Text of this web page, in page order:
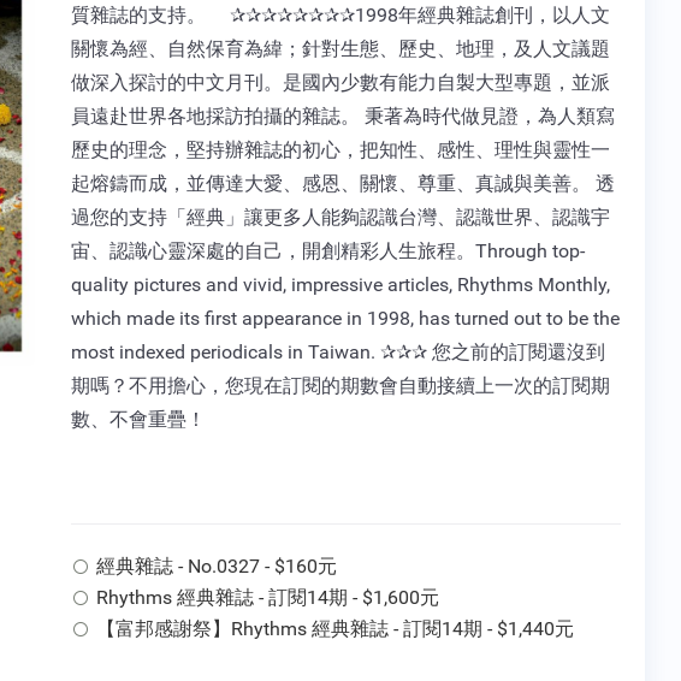
質雜誌的支持。 ✰✰✰✰✰✰✰✰1998年經典雜誌創刊，以人文
關懷為經、自然保育為緯；針對生態、歷史、地理，及人文議題
做深入探討的中文月刊。是國內少數有能力自製大型專題，並派
員遠赴世界各地採訪拍攝的雜誌。 秉著為時代做見證，為人類寫
歷史的理念，堅持辦雜誌的初心，把知性、感性、理性與靈性一
起熔鑄而成，並傳達大愛、感恩、關懷、尊重、真誠與美善。 透
過您的支持「經典」讓更多人能夠認識台灣、認識世界、認識宇
宙、認識心靈深處的自己，開創精彩人生旅程。Through top-
quality pictures and vivid, impressive articles, Rhythms Monthly,
which made its first appearance in 1998, has turned out to be the
most indexed periodicals in Taiwan. ✰✰✰ 您之前的訂閱還沒到
期嗎？不用擔心，您現在訂閱的期數會自動接續上一次的訂閱期
數、不會重疊！
經典雜誌 - No.0327 - $160元
Rhythms 經典雜誌 - 訂閱14期 - $1,600元
【富邦感謝祭】Rhythms 經典雜誌 - 訂閱14期 - $1,440元